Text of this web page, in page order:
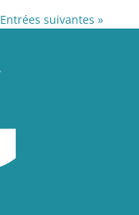
Entrées suivantes »